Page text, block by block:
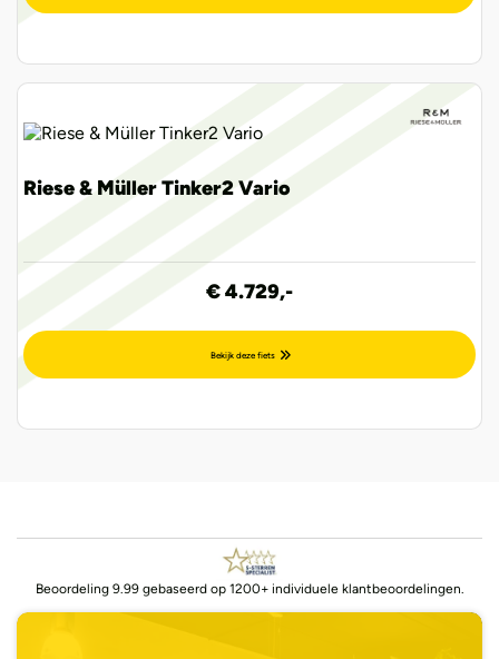
Riese & Müller Tinker2 Vario
€ 4.729,-
Bekijk deze fiets
Beoordeling 9.99 gebaseerd op 1200+ individuele klantbeoordelingen.